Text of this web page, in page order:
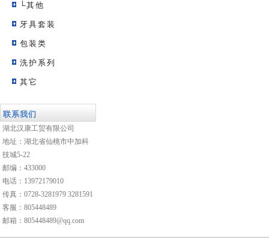
└其他
牙具套装
包装类
洗护系列
其它
联系我们
湖北汉康工贸有限公司
地址：湖北省仙桃市中加科
技城5-22
邮编：433000
电话：13972179010
传真：0728-3281979 3281591
客服： 805448489
邮箱： 805448489@qq.com